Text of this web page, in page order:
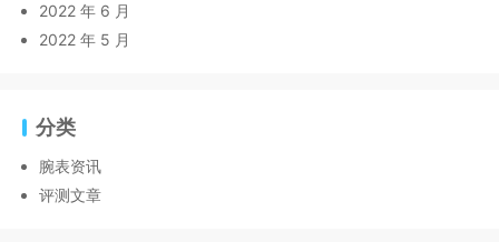
2022 年 6 月
2022 年 5 月
分类
腕表资讯
评测文章